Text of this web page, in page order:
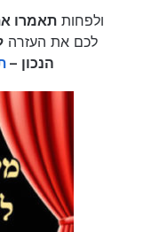
ולפחותתאמרו
לכם את העזרה
הנכון –